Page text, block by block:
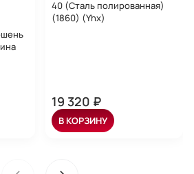
40 (Сталь полированная)
(1860) (Yhx)
19 320 ₽
В КОРЗИНУ